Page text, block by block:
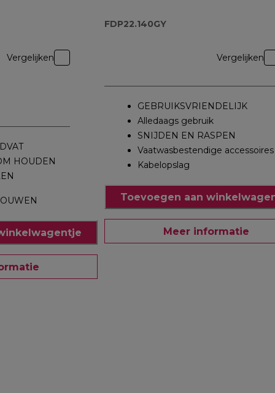
Vergelijken
HOUDEN
FDP22.140GY
Vergelijken
GEBRUIKSVRIENDELIJK
Alledaags gebruik
SNIJDEN EN RASPEN
Vaatwasbestendige accessoires
Kabelopslag
Toevoegen aan
Meer informatie